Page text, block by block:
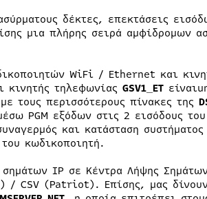
δέκτες, επεκτάσεις
μια πλήρης σειρά αμφίδρομων
WiFi / Ethernet και
κινητής τηλεφωνίας GSV1_ET
τους περισσότερους πίνακες της
PGM εξόδων στις 2 εισόδους του
και κατάσταση συστήματος
κωδικοποιητή.
σημάτων IP σε Κέντρα Λήψης
/ CSV (Patriot). Επίσης, μας